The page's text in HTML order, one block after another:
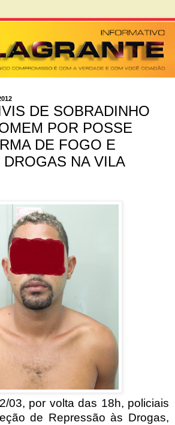
DE SOBRADINHO
POR POSSE
DE FOGO E
NA VILA
03, por volta das 18h, policiais
de Repressão às Drogas,